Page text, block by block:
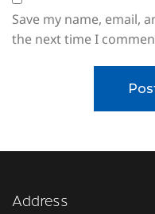
Save my name, email,
the next time I
Address